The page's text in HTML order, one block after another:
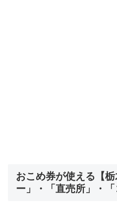
おこめ券が使える【
ー」・「直売所」・